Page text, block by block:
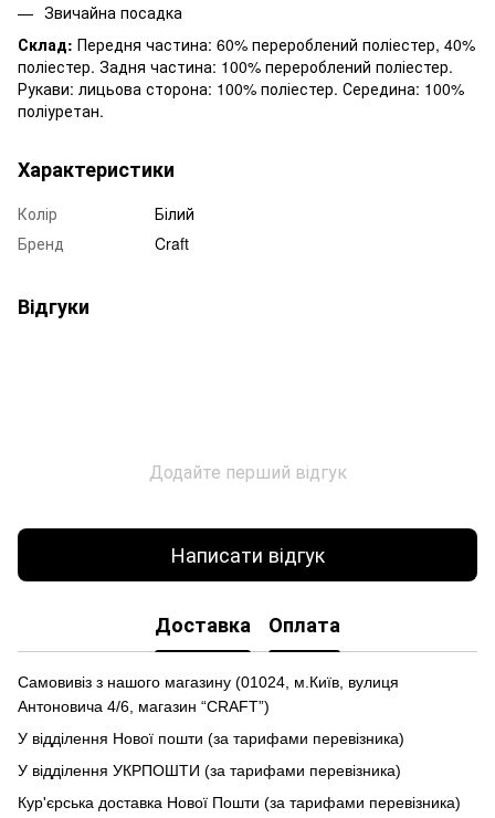
Звичайна посадка
Склад: Передня частина: 60% перероблений поліестер, 40%
поліестер. Задня частина: 100% перероблений поліестер.
Рукави: лицьова сторона: 100% поліестер. Середина: 100%
поліуретан.
Характеристики
Колір
Білий
Бренд
Craft
Відгуки
Додайте перший відгук
Написати відгук
Доставка Оплата
Самовивіз з нашого магазину (01024, м.Київ, вулиця
Антоновича 4/6, магазин “CRAFT”)
У відділення Нової пошти (за тарифами перевізника)
У відділення УКРПОШТИ (за тарифами перевізника)
Кур'єрська доставка Нової Пошти (за тарифами перевізника)